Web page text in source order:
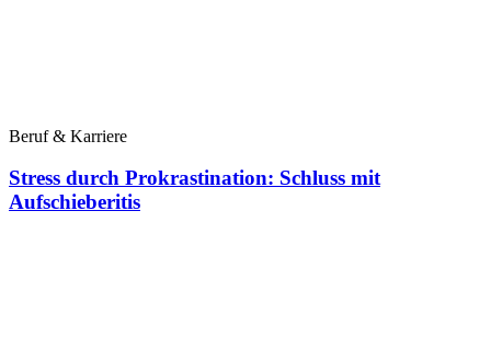
Beruf & Karriere
Stress durch Prokrastination: Schluss mit
Aufschieberitis